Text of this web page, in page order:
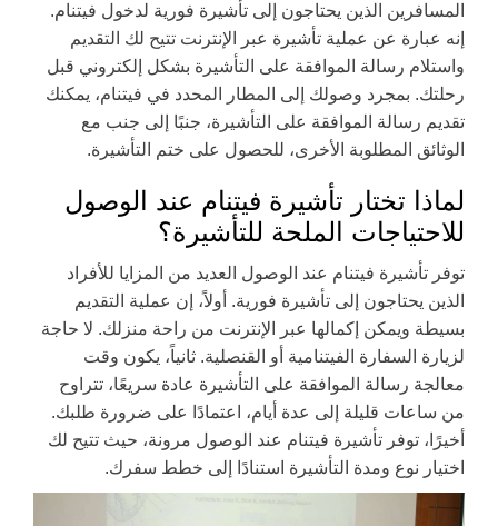
المسافرين الذين يحتاجون إلى تأشيرة فورية لدخول فيتنام.
إنه عبارة عن عملية تأشيرة عبر الإنترنت تتيح لك التقديم
واستلام رسالة الموافقة على التأشيرة بشكل إلكتروني قبل
رحلتك. بمجرد وصولك إلى المطار المحدد في فيتنام، يمكنك
تقديم رسالة الموافقة على التأشيرة، جنبًا إلى جنب مع
الوثائق المطلوبة الأخرى، للحصول على ختم التأشيرة.
لماذا تختار تأشيرة فيتنام عند الوصول
للاحتياجات الملحة للتأشيرة؟
توفر تأشيرة فيتنام عند الوصول العديد من المزايا للأفراد
الذين يحتاجون إلى تأشيرة فورية. أولاً، إن عملية التقديم
بسيطة ويمكن إكمالها عبر الإنترنت من راحة منزلك. لا حاجة
لزيارة السفارة الفيتنامية أو القنصلية. ثانياً، يكون وقت
معالجة رسالة الموافقة على التأشيرة عادة سريعًا، تتراوح
من ساعات قليلة إلى عدة أيام، اعتمادًا على ضرورة طلبك.
أخيرًا، توفر تأشيرة فيتنام عند الوصول مرونة، حيث تتيح لك
اختيار نوع ومدة التأشيرة استنادًا إلى خطط سفرك.